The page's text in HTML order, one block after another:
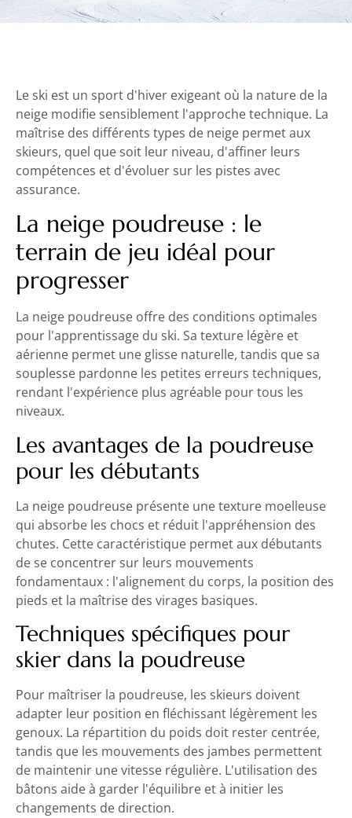
Le ski est un sport d'hiver exigeant où la nature de la
neige modifie sensiblement l'approche technique. La
maîtrise des différents types de neige permet aux
skieurs, quel que soit leur niveau, d'affiner leurs
compétences et d'évoluer sur les pistes avec
assurance.
La neige poudreuse : le
terrain de jeu idéal pour
progresser
La neige poudreuse offre des conditions optimales
pour l'apprentissage du ski. Sa texture légère et
aérienne permet une glisse naturelle, tandis que sa
souplesse pardonne les petites erreurs techniques,
rendant l'expérience plus agréable pour tous les
niveaux.
Les avantages de la poudreuse
pour les débutants
La neige poudreuse présente une texture moelleuse
qui absorbe les chocs et réduit l'appréhension des
chutes. Cette caractéristique permet aux débutants
de se concentrer sur leurs mouvements
fondamentaux : l'alignement du corps, la position des
pieds et la maîtrise des virages basiques.
Techniques spécifiques pour
skier dans la poudreuse
Pour maîtriser la poudreuse, les skieurs doivent
adapter leur position en fléchissant légèrement les
genoux. La répartition du poids doit rester centrée,
tandis que les mouvements des jambes permettent
de maintenir une vitesse régulière. L'utilisation des
bâtons aide à garder l'équilibre et à initier les
changements de direction.